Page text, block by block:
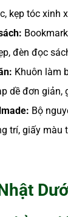
kẹp tóc xinh
đèn đọc
Khuôn làm
dề đơn giản,
Bộ
trí, giấy màu